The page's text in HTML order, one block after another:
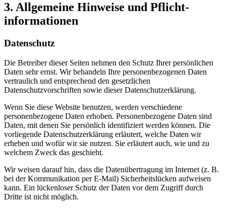
3. Allgemeine Hinweise und Pflicht­
informationen
Datenschutz
Die Betreiber dieser Seiten nehmen den Schutz Ihrer persönlichen
Daten sehr ernst. Wir behandeln Ihre personenbezogenen Daten
vertraulich und entsprechend den gesetzlichen
Datenschutzvorschriften sowie dieser Datenschutzerklärung.
Wenn Sie diese Website benutzen, werden verschiedene
personenbezogene Daten erhoben. Personenbezogene Daten sind
Daten, mit denen Sie persönlich identifiziert werden können. Die
vorliegende Datenschutzerklärung erläutert, welche Daten wir
erheben und wofür wir sie nutzen. Sie erläutert auch, wie und zu
welchem Zweck das geschieht.
Wir weisen darauf hin, dass die Datenübertragung im Internet (z. B.
bei der Kommunikation per E-Mail) Sicherheitslücken aufweisen
kann. Ein lückenloser Schutz der Daten vor dem Zugriff durch
Dritte ist nicht möglich.